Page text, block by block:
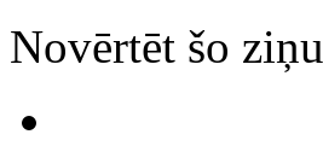
Novērtēt šo ziņu